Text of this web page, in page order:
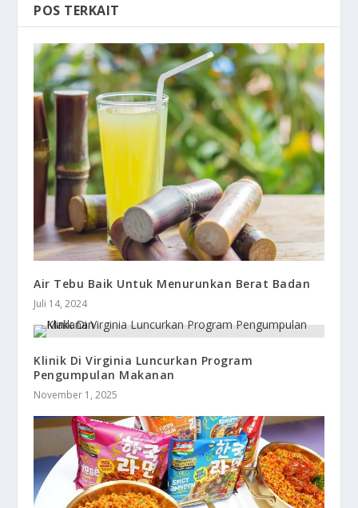
POS TERKAIT
Air Tebu Baik Untuk Menurunkan Berat Badan
Juli 14, 2024
Klinik Di Virginia Luncurkan Program
Pengumpulan Makanan
November 1, 2025